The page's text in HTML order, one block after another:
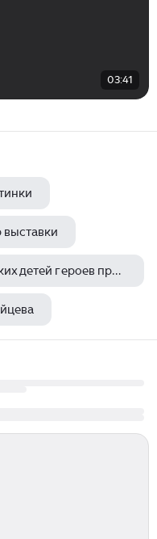
03:41
выставки
галерея портретов крестьянских детей героев произведений русских писателей